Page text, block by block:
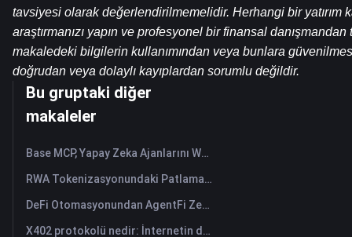
tavsiyesi olarak değerlendirilmemelidir. Herhangi bir yatırım
araştırmanızı yapın ve profesyonel bir finansal
makaledeki bilgilerin kullanımından veya bunlara
doğrudan veya dolaylı kayıplardan sorumlu değildir.
Bu gruptaki diğer
makaleler
Base MCP, Yapay Zeka Ajanlarını Web3 Varlık Asistanlarına Nasıl Dönüştürüyor?
RWA Tokenizasyonundaki Patlama: 7 Grafik
DeFi Otomasyonundan AgentFi Zekasına: Zincir Üzeri Varlık Yönetiminin Yeni Çağı
X402 protokolü nedir: İnternetin değer değişim sistemini yeniden yapılandıran yeni bir teknolojik standart.